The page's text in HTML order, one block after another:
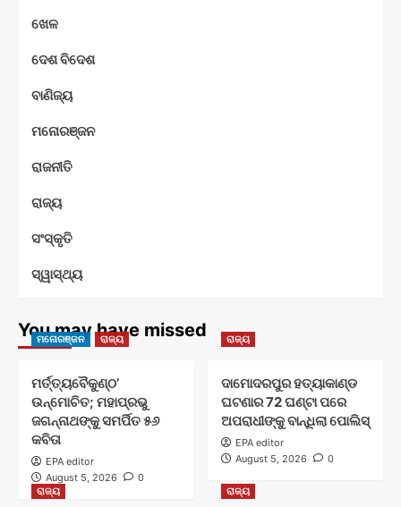
ଖେଳ
ଦେଶ ବିଦେଶ
ବାଣିଜ୍ୟ
ମନୋରଞ୍ଜନ
ରାଜନୀତି
ରାଜ୍ୟ
ସଂସ୍କୃତି
ସ୍ୱାସ୍ଥ୍ୟ
You may have missed
ମନୋରଞ୍ଜନ ରାଜ୍ୟ
ମର୍ତ୍ତ୍ୟବୈକୁଣ୍ଠ’
ଉନ୍ମୋଚିତ; ମହାପ୍ରଭୁ
ଜଗନ୍ନାଥଙ୍କୁ ସମର୍ପିତ ୫୬
କବିତା
EPA editor
August 5, 2026
0
ରାଜ୍ୟ
ଦାମୋଦରପୁର ହତ୍ୟାକାଣ୍ଡ
ଘଟଣାର 72 ଘଣ୍ଟା ପରେ
ଅପରାଧୀଙ୍କୁ ବାନ୍ଧିଲା ପୋଲିସ୍
EPA editor
August 5, 2026
0
ରାଜ୍ୟ ରାଜ୍ୟ